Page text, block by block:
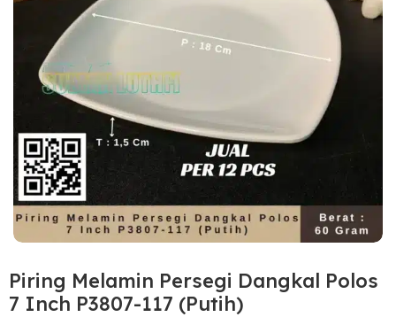
Piring Melamin Persegi Dangkal Polos
7 Inch P3807-117 (Putih)